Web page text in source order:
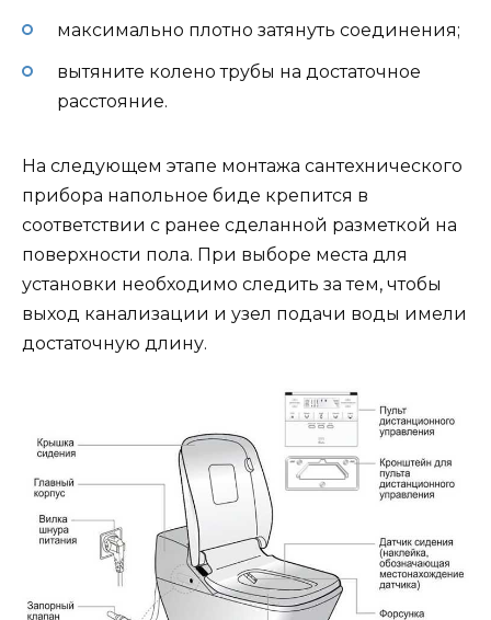
максимально плотно затянуть соединения;
вытяните колено трубы на достаточное
расстояние.
На следующем этапе монтажа сантехнического
прибора напольное биде крепится в
соответствии с ранее сделанной разметкой на
поверхности пола. При выборе места для
установки необходимо следить за тем, чтобы
выход канализации и узел подачи воды имели
достаточную длину.